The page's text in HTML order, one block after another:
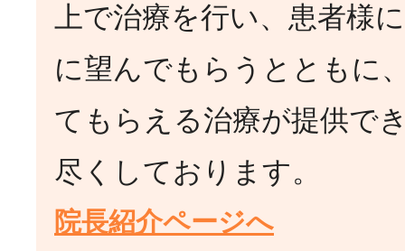
上で治療を行い、患者様
に望んでもらうとともに
てもらえる治療が提供で
尽くしております。
院長紹介ページへ